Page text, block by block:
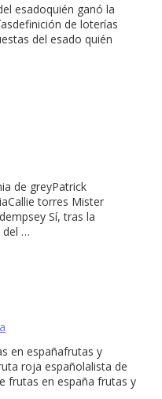
esadoquién ganó la
de loterías
del esado quién
de greyPatrick
torres Mister
Sí, tras la
del …
en españafrutas y
roja españolalista de
frutas en españa frutas y